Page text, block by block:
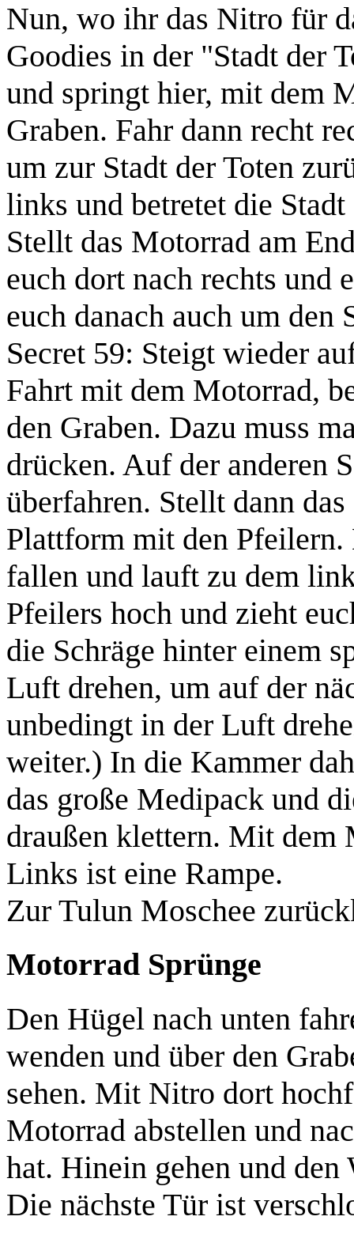
Nun, wo ihr das Nitro für
Goodies in der "Stadt der
und springt hier, mit dem
Graben. Fahr dann recht
um zur Stadt der Toten
links und betretet die
Stellt das Motorrad am
euch dort nach rechts und
euch danach auch um den
Secret 59: Steigt wieder
Fahrt mit dem Motorrad,
den Graben. Dazu muss
drücken. Auf der anderen
überfahren. Stellt dann
Plattform mit den Pfeilern.
fallen und lauft zu dem
Pfeilers hoch und zieht
die Schräge hinter einem
Luft drehen, um auf der
unbedingt in der Luft
weiter.) In die Kammer
das große Medipack und
draußen klettern. Mit dem
Links ist eine Rampe.
Zur Tulun Moschee
Motorrad Sprünge
Den Hügel nach unten
wenden und über den
sehen. Mit Nitro dort
Motorrad abstellen und
hat. Hinein gehen und den
Die nächste Tür ist